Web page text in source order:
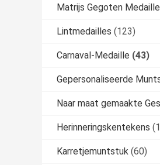
Matrijs Gegoten
Lintmedailles (123)
Carnaval-Medaille (43)
Gepersonaliseerde
Naar maat gemaakte
Herinneringskentekens
Karretjemuntstuk (60)